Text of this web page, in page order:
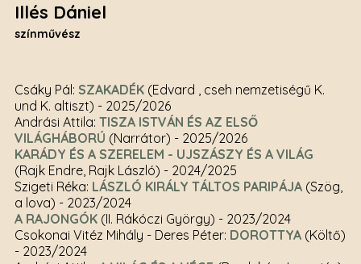
Illés Dániel
színművész
Csáky Pál: SZAKADÉK(Edvard , cseh nemzetiségű K.
und K. altiszt) - 2025/2026
Andrási Attila: TISZA ISTVÁN ÉS AZ ELSŐ
VILÁGHÁBORÚ (Narrátor) - 2025/2026
KARÁDY ÉS A SZERELEM - UJSZÁSZY ÉS A VILÁG
(Rajk Endre, Rajk László) - 2024/2025
Szigeti Réka: LÁSZLÓ KIRÁLY TÁLTOS PARIPÁJA(Szög,
a lova) - 2023/2024
A RAJONGÓK(II. Rákóczi György) - 2023/2024
Csokonai Vitéz Mihály - Deres Péter: DOROTTYA(Költő)
- 2023/2024